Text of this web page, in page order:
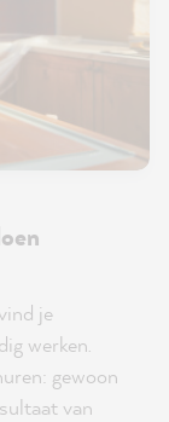
je
werken.
gewoon
van